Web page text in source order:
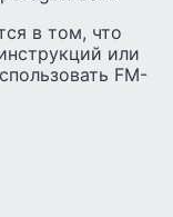
в том, что
или
FM-